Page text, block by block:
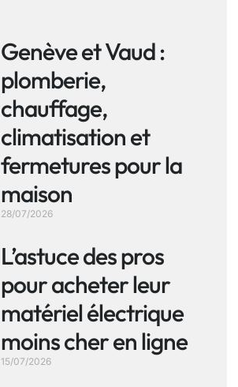
Genève et Vaud :
plomberie,
chauffage,
climatisation et
fermetures pour la
maison
28/07/2026
L’astuce des pros
pour acheter leur
matériel électrique
moins cher en ligne
15/07/2026